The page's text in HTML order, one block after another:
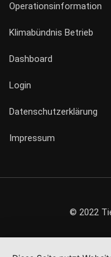
Operationsinformation
Klimabündnis Betrieb
Dashboard
Login
Datenschutzerklärung
Impressum
© 2022